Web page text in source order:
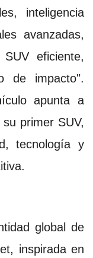
inteligencia
avanzadas,
eficiente,
de impacto".
apunta a
primer SUV,
tecnología y
global de
inspirada en